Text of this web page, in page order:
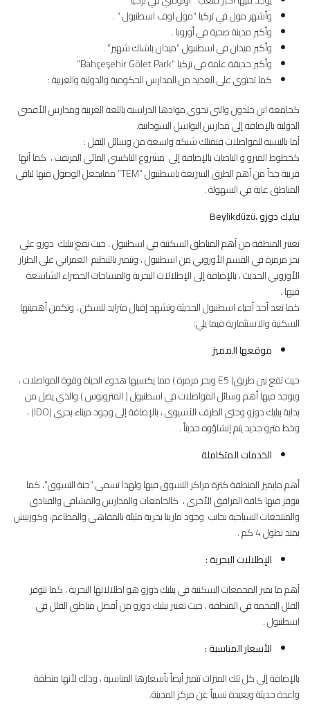
وأشهر مول في تركيا “مول اوف اسطنبول ” .
وأكبر مدينة صحية في أوروبا .
وأكبر ميدان في اسطنبول “ميدان باشاك شهير” .
وأكبر حديقة عامة في تركيا “Bahçeşehir Gölet Park”
كما تحتوي على العديد من المدارس الحكومية والدولية والعربية :
كجامعة ابن خلدون والتي تحوي موادها الدراسية باللغة العربية ومدارس الأقصى
الدولية بالإضافة إلى مدارس البواسل السودانية.
أما بالنسبة للمواصلات فتمتلك شبكة واسعة من وسائل النقل :
كخطوط المترو و الباصات بالإضافة إلى مشروع التاكسي المائي المرتقب ، كما أنها
قريبة جداً من أهم الطرق السريعة باسطنبول “TEM” ممايجعل الوصول منها لباقي
المناطق غاية في السهولة .
بيليك دوزو ،Beylikdüzü
تعتبر المنطقة من أهم المناطق السكنية في اسطنبول ، حيث تقع بيليك دوزو على
بحر مرمرة في القسم الأوروبي من اسطنبول ، وتتميز بالتنظيم العمراني على الطراز
الأوروبي الحديث ، بالإضافة إلى الإطلالات البحرية والمساحات الخضراء الشاسعة
فيها .
كما تعد أحد أحياء اسطنبول الحديثة وتشهد إقبال متزايد للسكن ، وتكمن أهميتها
السكنية والاستثمارية فيما يلي:
موقعها المميز
حيث تقع بين طريق( E5 وبحر مرمرة ) مما يكسبها هدوء الحياة وقوة المواصلات ،
ويوجد فيها أهم وسائل المواصلات في اسطنبول ( المتروبوس ) والذي يصل من
بداية بيليك دوزو وحتى الطرف الآسيوي ، بالإضافة إلى وجود ميناء بحري (IDO) ،
وخط مترو جديد يتم إنشاؤوه حديثاً .
الخدمات المتكاملة
أهم مايميز المنطقة كثرة مراكز التسوق فيها ولهذا تسمى “جنة التسوق”، كما
يتوفر فيها كافة المرافق الأخرى ، كالجامعات والمدارس والمشافي والفنادق
والمنتجعات السياحية بجانب وجود مارينا بحرية مليئة بالمقاهي والمطاعم، وكورنيش
يمتد بطول 4 كم .
الإطلالات البحرية:
أهم ما يميز المجمعات السكنية في بيليك دوزو هو اطلالاتها البحرية ، كما تتوفر
الفلل الفخمة في المنطقة ، حيث تعتبر بيليك دوزو من أفضل مناطق الفلل في
اسطنبول .
الأسعار المناسبة:
بالإضافة إلى كل تلك الميزات تتميز أيضاً بأسعارها المناسبة ، وذلك لأنها منطقة
واعدة حديثة وبعيدة نسيباً عن مركز المدينة.